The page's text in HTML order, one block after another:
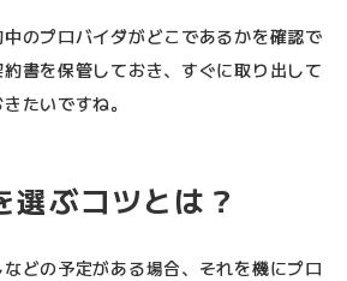
のプロバイダがどこであるかを確認で
書を保管しておき、すぐに取り出して
たいですね。
選ぶコツとは？
どの予定がある場合、それを機にプロ